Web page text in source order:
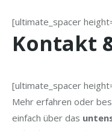
[ultimate_spacer
Kontakt
[ultimate_spacer
Mehr erfahren oder
einfach über das